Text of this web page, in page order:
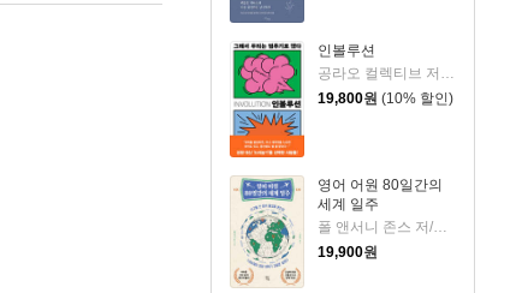
인볼루션
19,800원 (10% 할인)
영어 어원 80일간의
세계 일주
19,900원